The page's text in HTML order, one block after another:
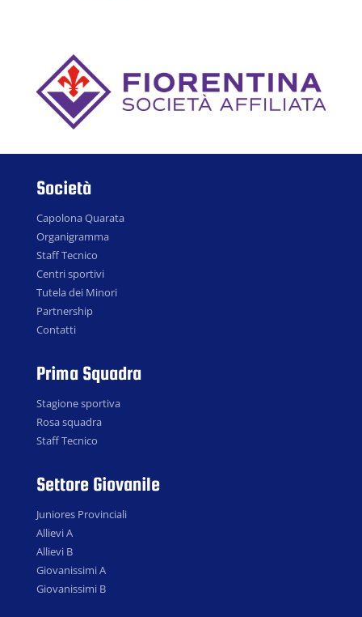
Società
Capolona Quarata
Organigramma
Staff Tecnico
Centri sportivi
Tutela dei Minori
Partnership
Contatti
Prima Squadra
Stagione sportiva
Rosa squadra
Staff Tecnico
Settore Giovanile
Juniores Provinciali
Allievi A
Allievi B
Giovanissimi A
Giovanissimi B